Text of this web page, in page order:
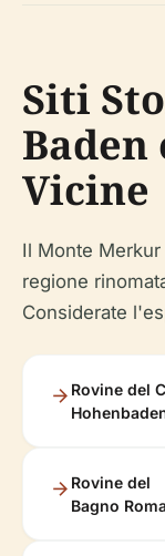
Siti
Vicine
Il Monte
regione
Considerate
Rovine del
Rovine del
Bagno